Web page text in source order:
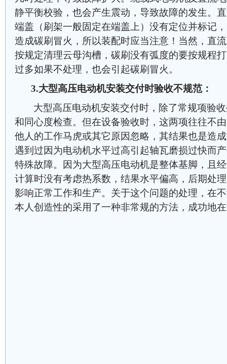
静平衡校验，也会产生震动，导致故障的发生。
端盖（刷架一般固定在端盖上）没有定位并标记
造成碳刷冒火，所以装配时应当注意！当然，直
按规定清理云母沟槽，碳刷没有弧度的要按规程
过多如果不处理，也会引起碳刷冒火。
3.大型高压电动机安装交付时验收不规范：
大型高压电动机安装交付时，除了常规项验
和同心度检查。但在设备验收时，这两项往往不
他人的工作马虎或其它原因忽略，其结果也是造
遇到过因为电动机水平过高引起轴瓦磨损过快而
特殊故障。因为大型高压电动机是整体基脚，且
计算时没有考虑热系数，结果水平偏高，后期处
影响正常工作和生产。关于这个问题的处理，在
本人创造性的采用了一种非常规的方法，成功地